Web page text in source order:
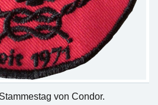
von Condor.